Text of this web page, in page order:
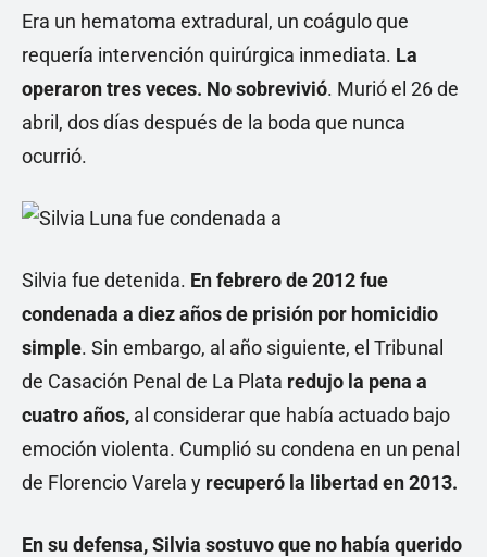
Era un hematoma extradural, un coágulo que
requería intervención quirúrgica inmediata. La
operaron tres veces. No sobrevivió. Murió el 26 de
abril, dos días después de la boda que nunca
ocurrió.
Silvia fue detenida. En febrero de 2012 fue
condenada a diez años de prisión por homicidio
simple. Sin embargo, al año siguiente, el Tribunal
de Casación Penal de La Plata redujo la pena a
cuatro años, al considerar que había actuado bajo
emoción violenta. Cumplió su condena en un penal
de Florencio Varela y recuperó la libertad en 2013.
En su defensa, Silvia sostuvo que no había querido